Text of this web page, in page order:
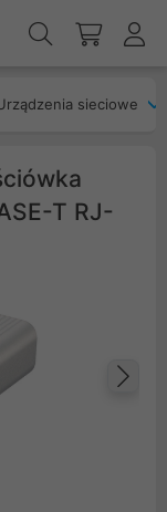
sieciowe
T RJ-